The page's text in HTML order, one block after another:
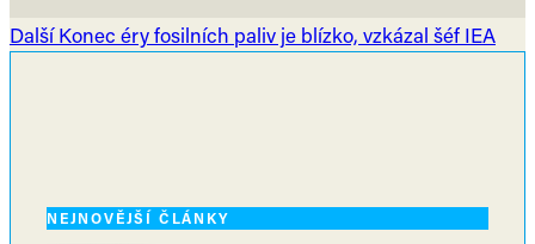
DalšíKonec éry fosilních paliv je blízko, vzkázal šéf IEA
NEJNOVĚJŠÍ ČLÁNKY